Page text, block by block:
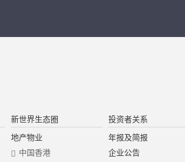
新世界生态圈
地产物业
中国香港
投资者关系
年报及简报
企业公告